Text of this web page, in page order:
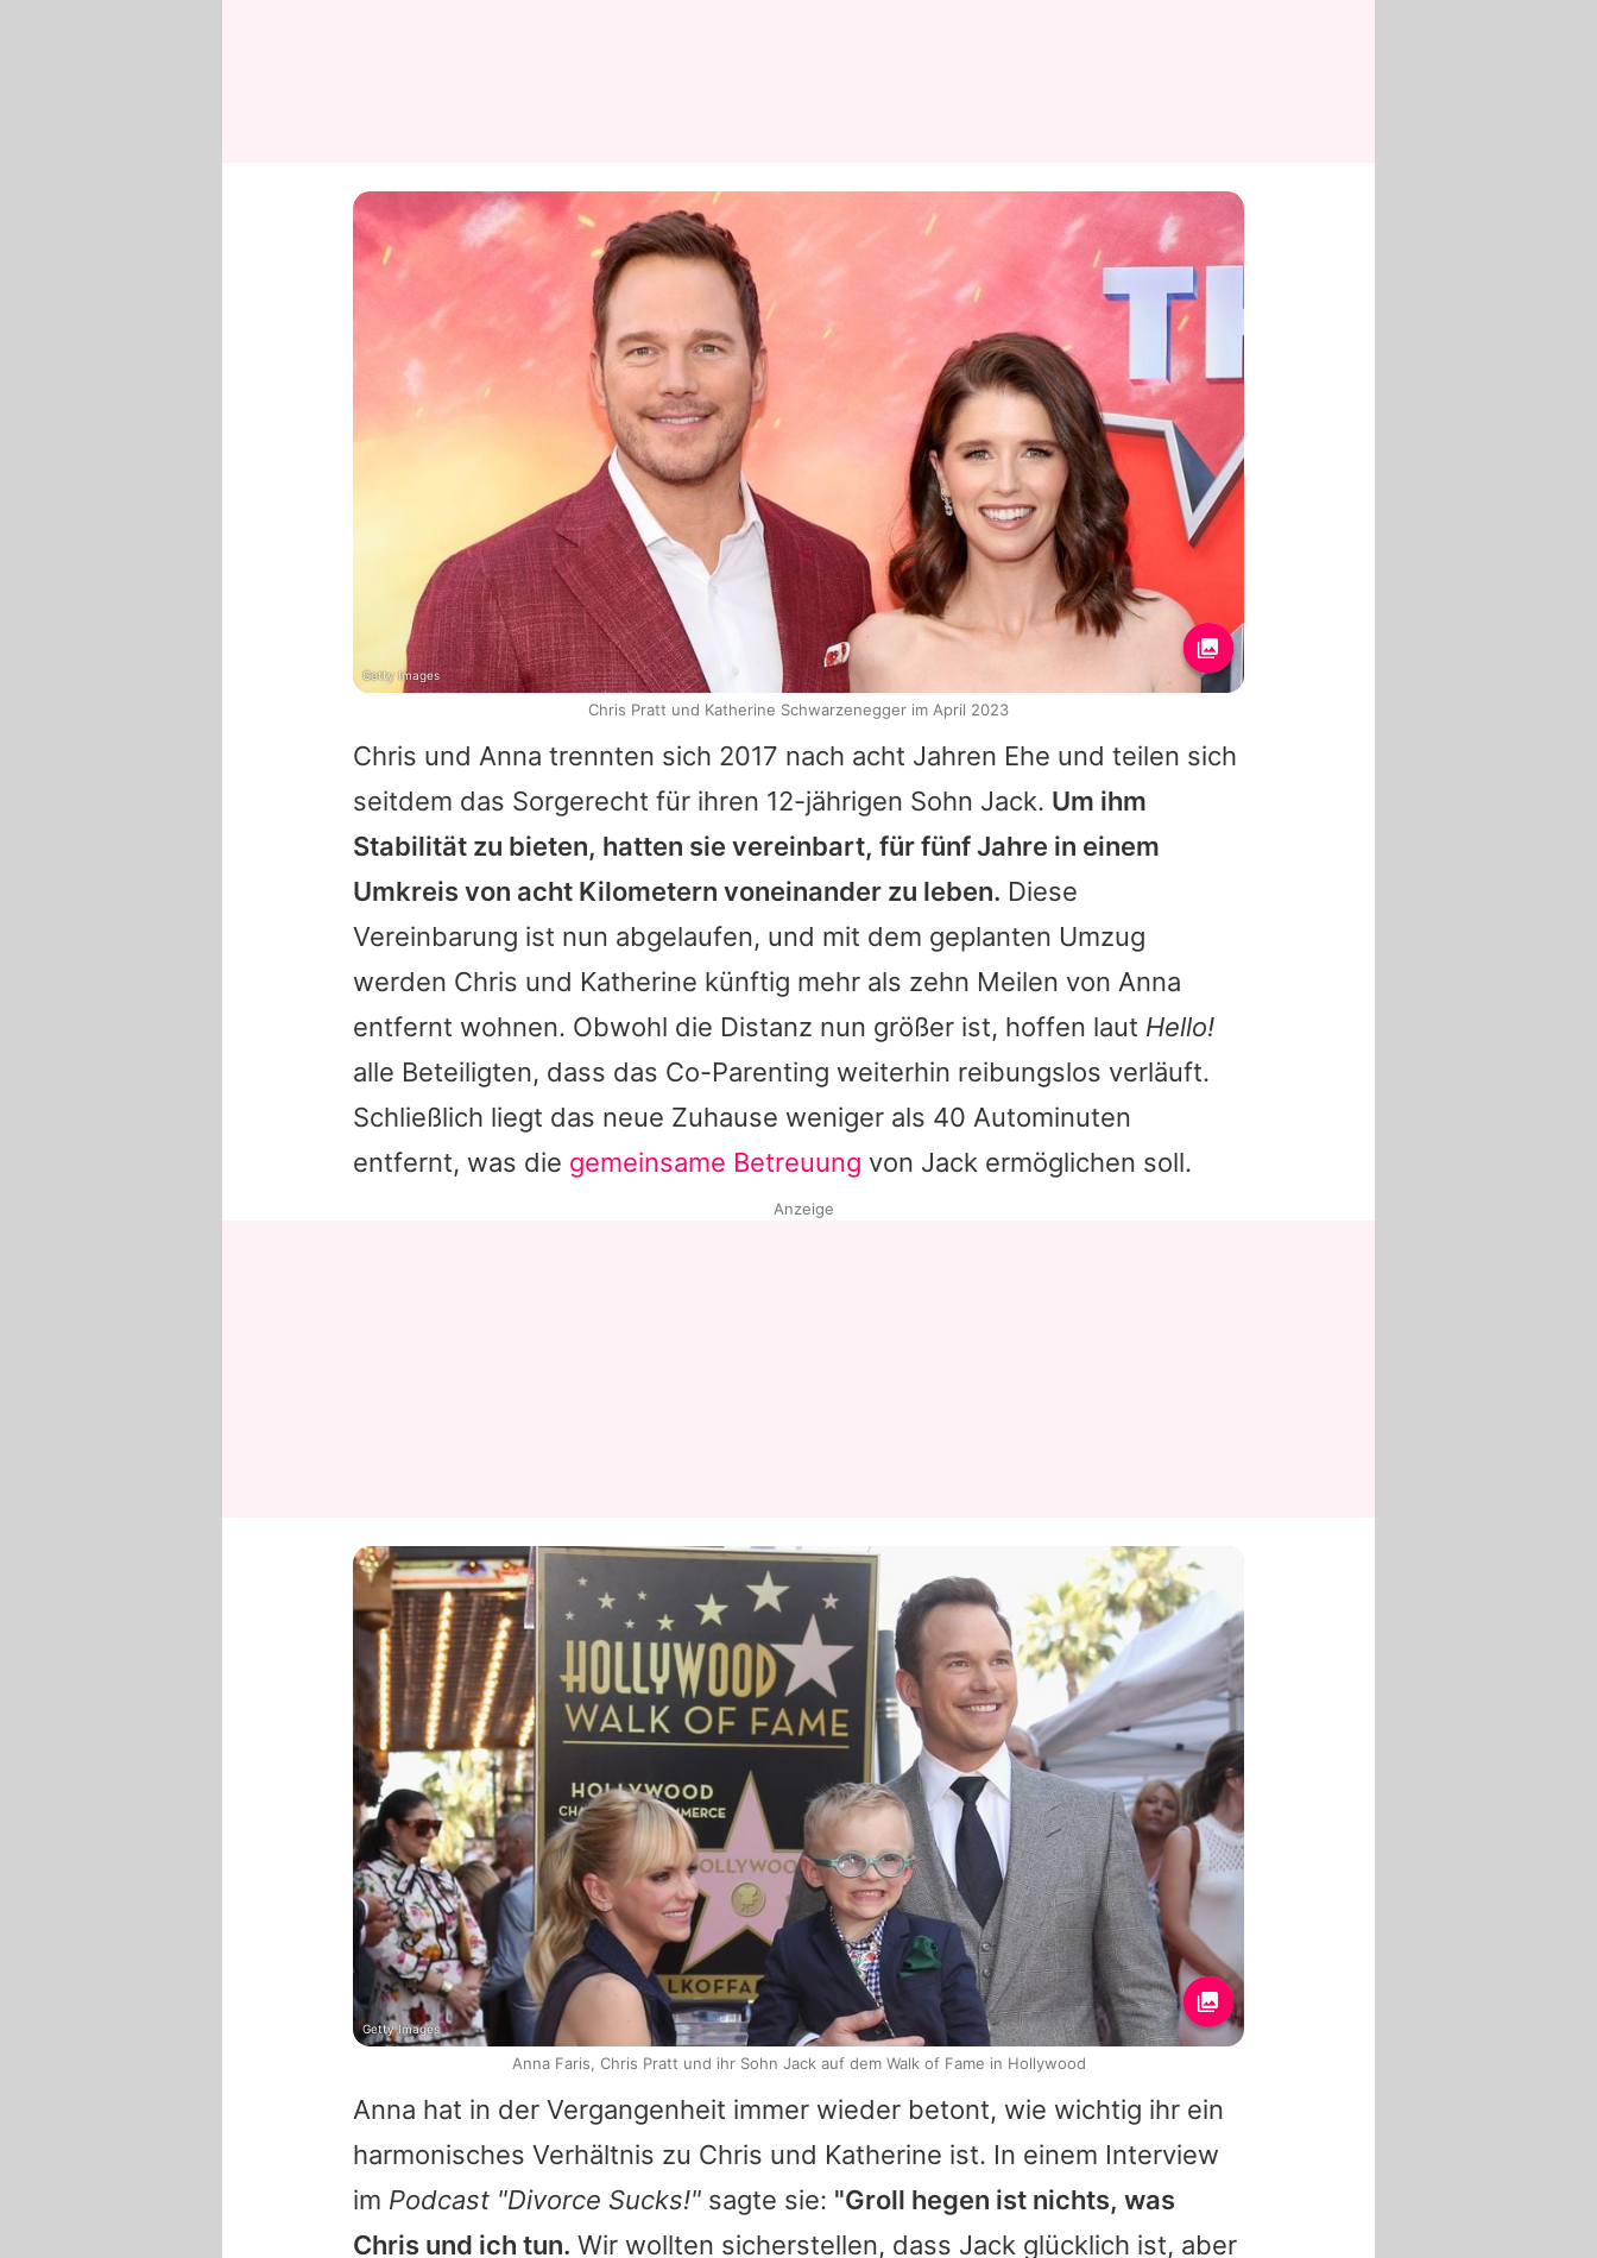
Chris und Anna trennten sich 2017 nach acht Jahren Ehe und teilen sich
seitdem das Sorgerecht für ihren 12-jährigen Sohn Jack. Um ihm
Stabilität zu bieten, hatten sie vereinbart, für fünf Jahre in einem
Umkreis von acht Kilometern voneinander zu leben. Diese
Vereinbarung ist nun abgelaufen, und mit dem geplanten Umzug
werden Chris und Katherine künftig mehr als zehn Meilen von Anna
entfernt wohnen. Obwohl die Distanz nun größer ist, hoffen laut Hello!
alle Beteiligten, dass das Co-Parenting weiterhin reibungslos verläuft.
Schließlich liegt das neue Zuhause weniger als 40 Autominuten
entfernt, was die gemeinsame Betreuung von Jack ermöglichen soll.
Anna hat in der Vergangenheit immer wieder betont, wie wichtig ihr ein
harmonisches Verhältnis zu Chris und Katherine ist. In einem Interview
im Podcast "Divorce Sucks!" sagte sie: "Groll hegen ist nichts, was
Chris und ich tun. Wir wollten sicherstellen, dass Jack glücklich ist, aber
Getty Images
Chris Pratt und Katherine Schwarzenegger im April 2023
Anzeige
Getty Images
Anna Faris, Chris Pratt und ihr Sohn Jack auf dem Walk of Fame in Hollywood